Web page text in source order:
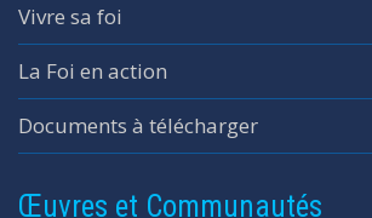
Vivre sa foi
La Foi en action
Documents à télécharger
Œuvres et Communautés